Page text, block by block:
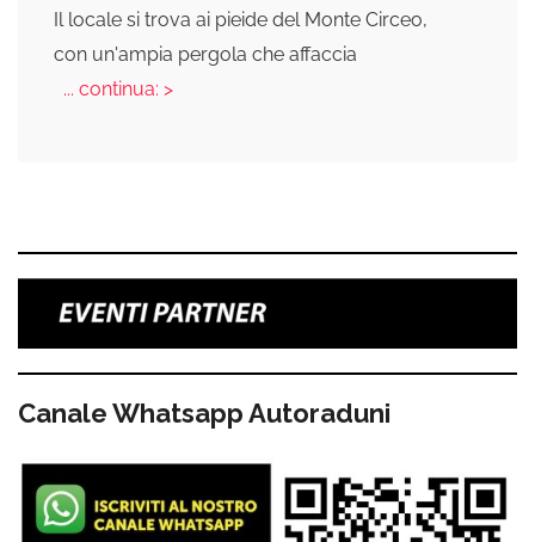
Il locale si trova ai pieide del Monte Circeo,
con un'ampia pergola che affaccia
... continua: >
Canale Whatsapp Autoraduni